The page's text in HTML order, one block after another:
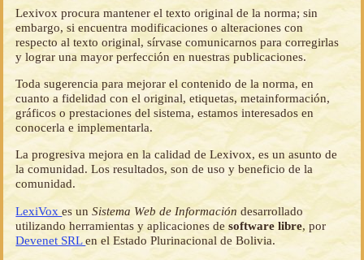
Lexivox procura mantener el texto original de la norma; sin
embargo, si encuentra modificaciones o alteraciones con
respecto al texto original, sírvase comunicarnos para corregirlas
y lograr una mayor perfección en nuestras publicaciones.
Toda sugerencia para mejorar el contenido de la norma, en
cuanto a fidelidad con el original, etiquetas, metainformación,
gráficos o prestaciones del sistema, estamos interesados en
conocerla e implementarla.
La progresiva mejora en la calidad de Lexivox, es un asunto de
la comunidad. Los resultados, son de uso y beneficio de la
comunidad.
LexiVoxes unSistema Web de Información desarrollado
utilizando herramientas y aplicaciones desoftware libre, por
Devenet SRLen el Estado Plurinacional de Bolivia.